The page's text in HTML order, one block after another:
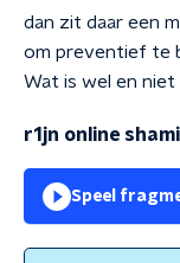
dan zit daar een
om preventief te
Wat is wel en niet
r1jn online
Speel